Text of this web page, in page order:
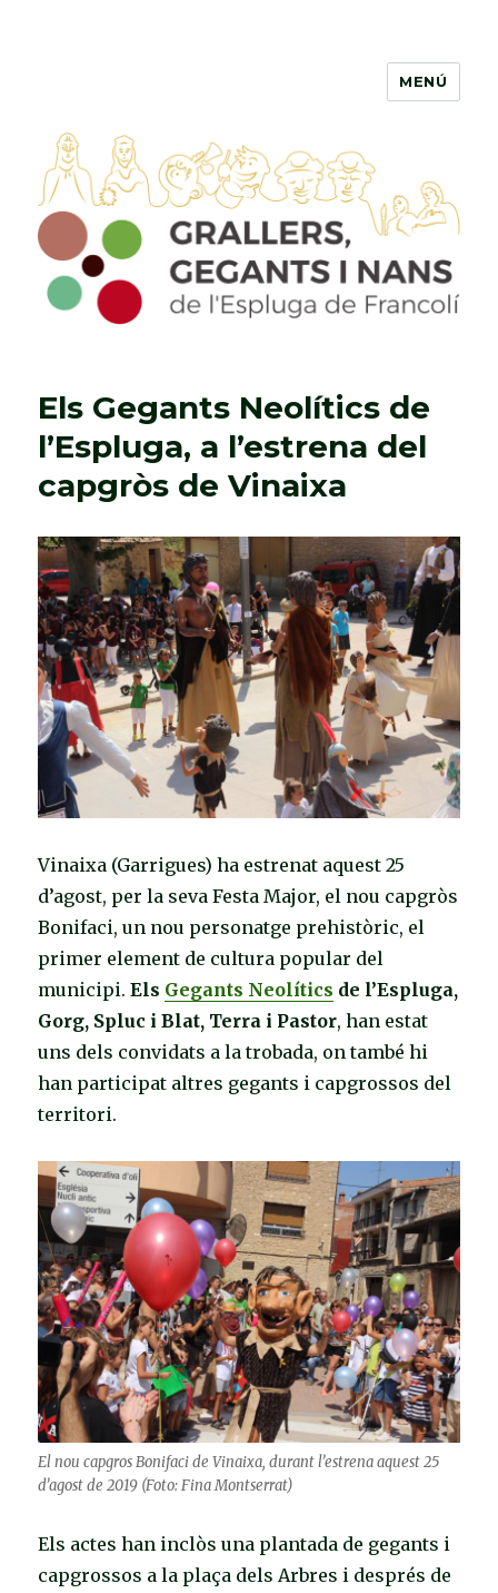
Grallers, Gegants i Nans de
l'Espluga de Francolí
MENÚ
Els Gegants Neolítics de
l’Espluga, a l’estrena del
capgròs de Vinaixa
Vinaixa (Garrigues) ha estrenat aquest 25
d’agost, per la seva Festa Major, el nou capgròs
Bonifaci, un nou personatge prehistòric, el
primer element de cultura popular del
municipi.Els Gegants Neolítics de l’Espluga,
Gorg, Spluc i Blat, Terra i Pastor, han estat
uns dels convidats a la trobada, on també hi
han participat altres gegants i capgrossos del
territori.
El nou capgros Bonifaci de Vinaixa, durant l’estrena aquest 25
d’agost de 2019 (Foto: Fina Montserrat)
Els actes han inclòs una plantada de gegants i
capgrossos a la plaça dels Arbres i després de